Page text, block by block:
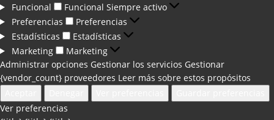
Funcional
Funcional Siempre activo
Preferencias
Preferencias
Estadísticas
Estadísticas
Marketing
Marketing
Administrar opciones Gestionar los servicios Gestionar
{vendor_count} proveedores Leer más sobre estos propósitos
Ver preferencias